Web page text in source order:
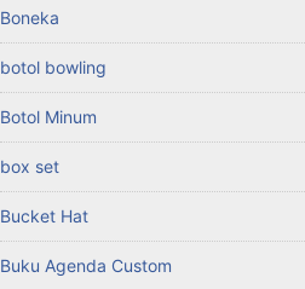
Boneka
botol bowling
Botol Minum
box set
Bucket Hat
Buku Agenda Custom